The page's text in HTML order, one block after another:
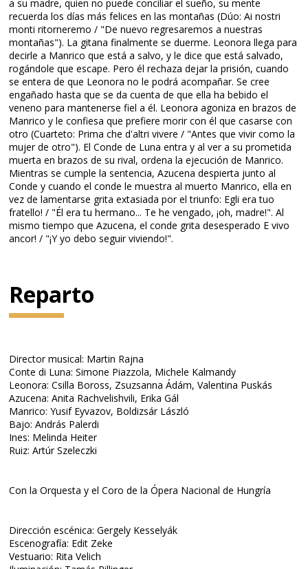
a su madre, quien no puede conciliar el sueño, su mente
recuerda los días más felices en las montañas (Dúo: Ai nostri
monti ritorneremo / "De nuevo regresaremos a nuestras
montañas"). La gitana finalmente se duerme. Leonora llega para
decirle a Manrico que está a salvo, y le dice que está salvado,
rogándole que escape. Pero él rechaza dejar la prisión, cuando
se entera de que Leonora no le podrá acompañar. Se cree
engañado hasta que se da cuenta de que ella ha bebido el
veneno para mantenerse fiel a él. Leonora agoniza en brazos de
Manrico y le confiesa que prefiere morir con él que casarse con
otro (Cuarteto: Prima che d'altri vivere / "Antes que vivir como la
mujer de otro"). El Conde de Luna entra y al ver a su prometida
muerta en brazos de su rival, ordena la ejecución de Manrico.
Mientras se cumple la sentencia, Azucena despierta junto al
Conde y cuando el conde le muestra al muerto Manrico, ella en
vez de lamentarse grita extasiada por el triunfo: Egli era tuo
fratello! / "Él era tu hermano... Te he vengado, ¡oh, madre!". Al
mismo tiempo que Azucena, el conde grita desesperado E vivo
ancor! / "¡Y yo debo seguir viviendo!".
Reparto
Director musical: Martin Rajna
Conte di Luna: Simone Piazzola, Michele Kalmandy
Leonora: Csilla Boross, Zsuzsanna Ádám, Valentina Puskás
Azucena: Anita Rachvelishvili, Erika Gál
Manrico: Yusif Eyvazov, Boldizsár László
Bajo: András Palerdi
Ines: Melinda Heiter
Ruiz: Artúr Szeleczki
Con la Orquesta y el Coro de la Ópera Nacional de Hungría
Dirección escénica: Gergely Kesselyák
Escenografía: Edit Zeke
Vestuario: Rita Velich